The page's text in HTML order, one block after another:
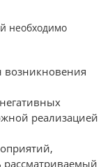
необходимо
возникновения
реализацией